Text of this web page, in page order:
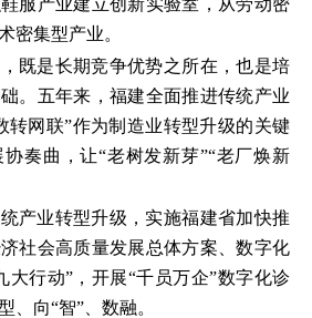
服产业建立创新实验室，从劳动密
密集型产业。
既是长期竞争优势之所在，也是培
。五年来，福建全面推进传统产业
转网联”作为制造业转型升级的关键
奏曲，让“老树发新芽”“老厂焕新
产业转型升级，实施福建省加快推
社会高质量发展总体方案、数字化
大行动”，开展“千员万企”数字化诊
、向“智”、数融。